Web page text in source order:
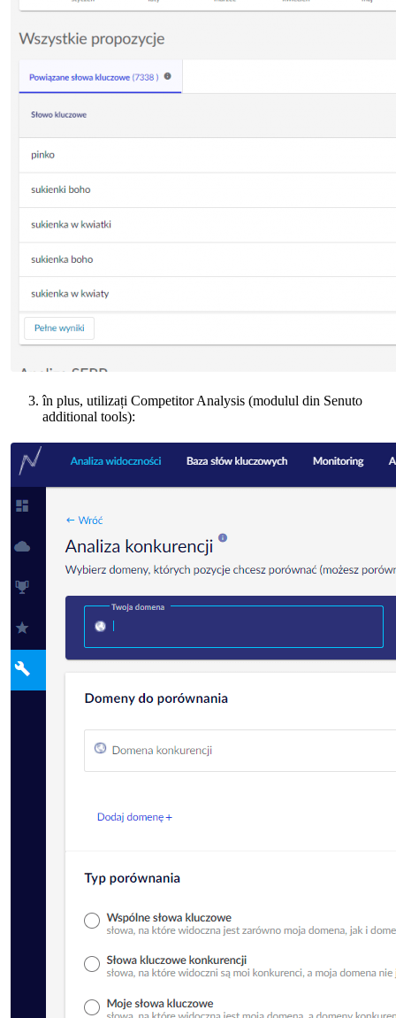
în plus, utilizați Competitor Analysis (modulul din Senuto
additional tools):